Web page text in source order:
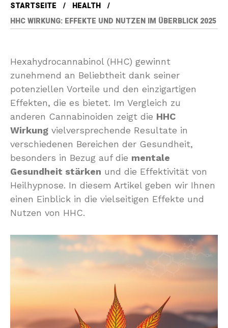
STARTSEITE
HEALTH
HHC WIRKUNG: EFFEKTE UND NUTZEN IM ÜBERBLICK 2025
Hexahydrocannabinol (HHC) gewinnt
zunehmend an Beliebtheit dank seiner
potenziellen Vorteile und den einzigartigen
Effekten, die es bietet. Im Vergleich zu
anderen Cannabinoiden zeigt die HHC
Wirkung vielversprechende Resultate in
verschiedenen Bereichen der Gesundheit,
besonders in Bezug auf die mentale
Gesundheit stärken und die Effektivität von
Heilhypnose. In diesem Artikel geben wir Ihnen
einen Einblick in die vielseitigen Effekte und
Nutzen von HHC.